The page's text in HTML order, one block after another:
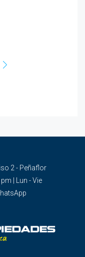
2 - Peñaflor
| Lun - Vie